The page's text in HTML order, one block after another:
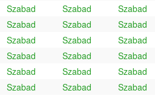
Szabad Szabad
Szabad
Szabad Szabad
Szabad
Szabad Szabad
Szabad
Szabad Szabad
Szabad
Szabad Szabad
Szabad
Szabad Szabad
Szabad